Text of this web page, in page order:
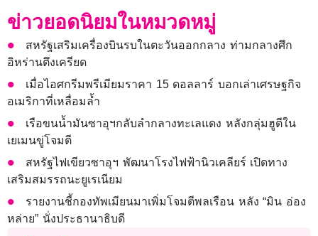
ข่าวยอดนิยมในหมวดหมู่
สหรัฐเสริมเครื่องบินรบในตะวันออกกลาง ท่ามกลางศึก
อิหร่านตึงเครียด
เมื่อไอศกรีมพรีเมียมราคา 15 ดอลลาร์ บอกเล่าเศรษฐกิจ
อเมริกาที่เหลื่อมล้ำ
เรือขนน้ำมันซาอุฯกลับลำกลางทะเลแดง หลังกลุ่มฮูตีใน
เยเมนขู่โจมตี
สหรัฐไฟเขียวซาอุฯ พัฒนาโรงไฟฟ้านิวเคลียร์ เปิดทาง
เสริมสมรรถนะยูเรเนียม
รายงานชี้กองทัพเมียนมาเพิ่มโจมตีพลเรือน หลัง “มิน อ่อง
หล่าย” นั่งประธานาธิบดี